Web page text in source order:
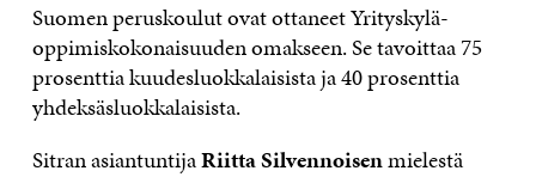
Suomen peruskoulut ovat ottaneet Yrityskylä-
oppimiskokonaisuuden omakseen. Se tavoittaa 75
prosenttia kuudesluokkalaisista ja 40 prosenttia
yhdeksäsluokkalaisista.
Sitran asiantuntijaRiitta Silvennoisenmielestä